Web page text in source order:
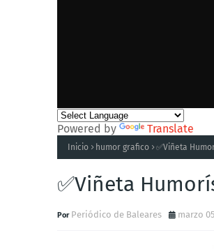
Powered by Translate
Inicio humor grafico ✅Viñeta
✅Viñeta
Periódico de Baleares marzo